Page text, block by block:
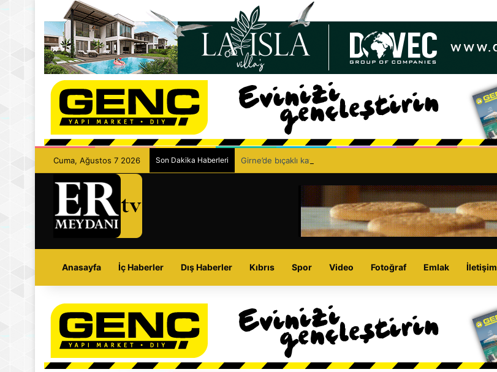
Cuma, Ağustos 7 2026 Son Dakika Haberleri Girne’de bıçaklı kavga can aldı: 40 yaşındaki adam yaşamını yitirdi
Anasayfa İç Haberler Dış Haberler Kıbrıs Spor Video Fotoğraf Emlak İletişim